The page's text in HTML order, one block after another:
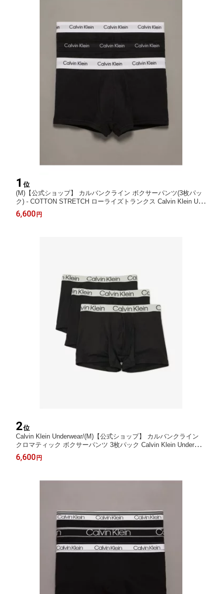
1 位
(M)【公式ショップ】 カルバンクライン ボクサーパンツ(3枚パッ
ク) - COTTON STRETCH ローライズトランクス Calvin Klein Und
erwear U2664 Calvin Klein Underwear カルバン・クライン インナ
ー・ルームウェア ボクサーパンツ・ト【先行予約】*【送料無
6,600 円
2位
Calvin Klein Underwear/(M)【公式ショップ】 カルバンクライン
クロマティック ボクサーパンツ 3枚パック Calvin Klein Underwea
r NP2741O Calvin Klein Underwear カルバン・クライン インナ
ー・ルームウェア ボクサーパンツ・トランクス ブ【送料無料】
6,600 円